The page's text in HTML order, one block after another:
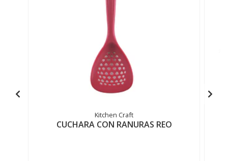
Kitchen Craft
CUCHARA CON RANURAS REO